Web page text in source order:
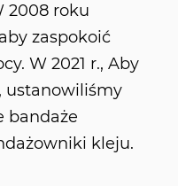
2008 roku
zaspokoić
W 2021 r., Aby
ustanowiliśmy
bandaże
kleju.